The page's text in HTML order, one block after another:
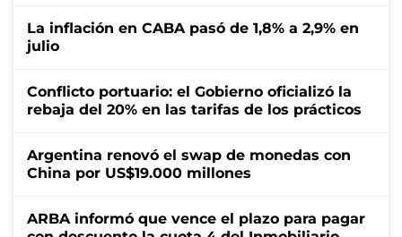
La inflación en CABA pasó de 1,8% a 2,9% en
julio
Conflicto portuario: el Gobierno oficializó la
rebaja del 20% en las tarifas de los prácticos
Argentina renovó el swap de monedas con
China por US$19.000 millones
ARBA informó que vence el plazo para pagar